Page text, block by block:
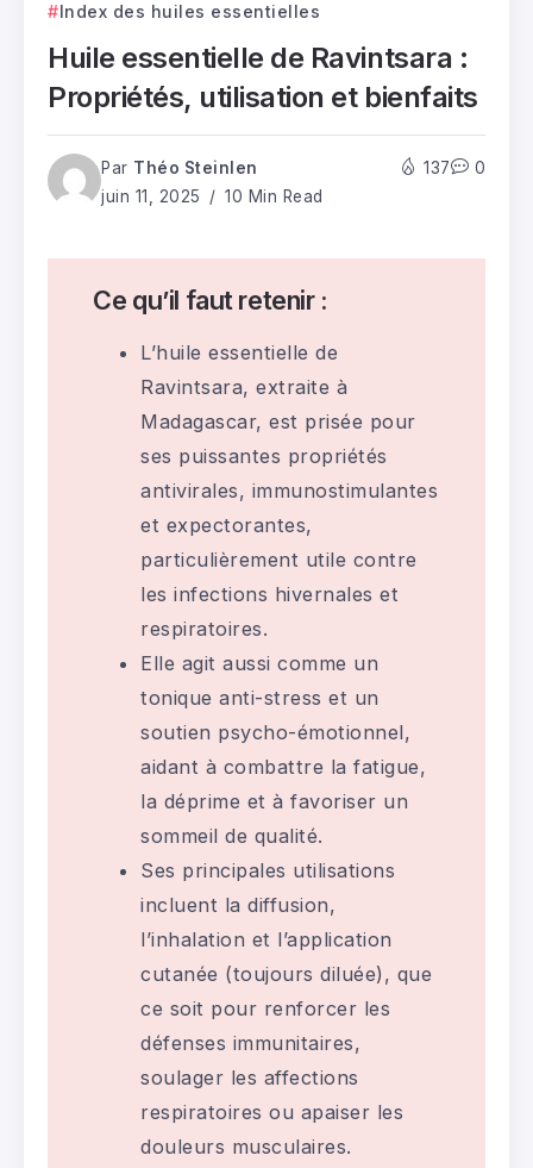
Index des huiles essentielles
Huile essentielle de Ravintsara :
Propriétés, utilisation et bienfaits
Par Théo Steinlen
juin 11, 2025
10 Min Read
137 0
Ce qu’il faut retenir :
L’huile essentielle de
Ravintsara, extraite à
Madagascar, est prisée pour
ses puissantes propriétés
antivirales, immunostimulantes
et expectorantes,
particulièrement utile contre
les infections hivernales et
respiratoires.
Elle agit aussi comme un
tonique anti-stress et un
soutien psycho-émotionnel,
aidant à combattre la fatigue,
la déprime et à favoriser un
sommeil de qualité.
Ses principales utilisations
incluent la diffusion,
l’inhalation et l’application
cutanée (toujours diluée), que
ce soit pour renforcer les
défenses immunitaires,
soulager les affections
respiratoires ou apaiser les
douleurs musculaires.